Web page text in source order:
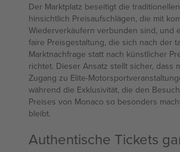
Der Marktplatz beseitigt die
hinsichtlich Preisaufschlägen, die mit
Wiederverkäufern verbunden sind, und
faire Preisgestaltung, die sich nach der
Marktnachfrage statt nach künstlicher
richtet. Dieser Ansatz stellt sicher, dass
Zugang zu Elite-
während die Exklusivität, die den
Preises von Monaco so besonders
bleibt.
Authentische Tickets